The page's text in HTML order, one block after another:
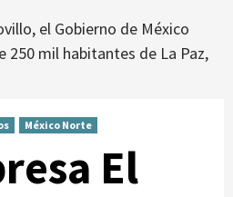
el Gobierno de México
250 mil habitantes de La Paz,
México Norte
El